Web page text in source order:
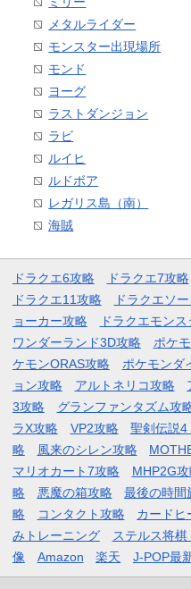
メタルライダー
モンスター出現場所
モンド
ヨーグ
ラストダンジョン
ラビ
ルイヒ
ルドボア
レガリス島（南）
海賊
ドラクエ6攻略 ドラクエ7攻略
ドラクエ11攻略
ドラクエソ
ョーカー攻略
ドラクエモン
ワンダーランド3D攻略
ポケ
ケモンORAS攻略
ポケモンダ
ョン攻略
アルトネリコ攻略
3攻略
グランファンタズム攻
ラX攻略
VP2攻略 聖剣伝説
略
風来のシレン攻略
マリオカート7攻略
MHP2G
略
悪魔の箱攻略 最後の時間
略
コンタクト攻略 カードヒ
みトレーニング
ステルス将棋
像
Amazon 楽天 J-POP最